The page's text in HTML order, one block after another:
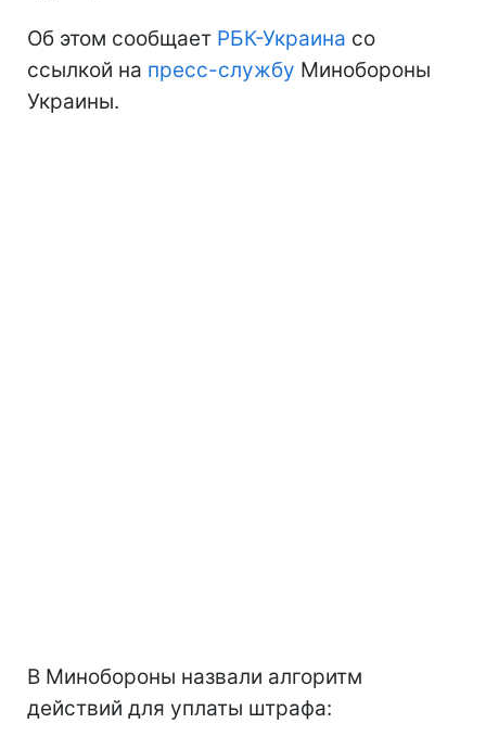
Об этом сообщает РБК-Украина со
ссылкой на пресс-службу Минобороны
Украины.
В Минобороны назвали алгоритм
действий для уплаты штрафа: